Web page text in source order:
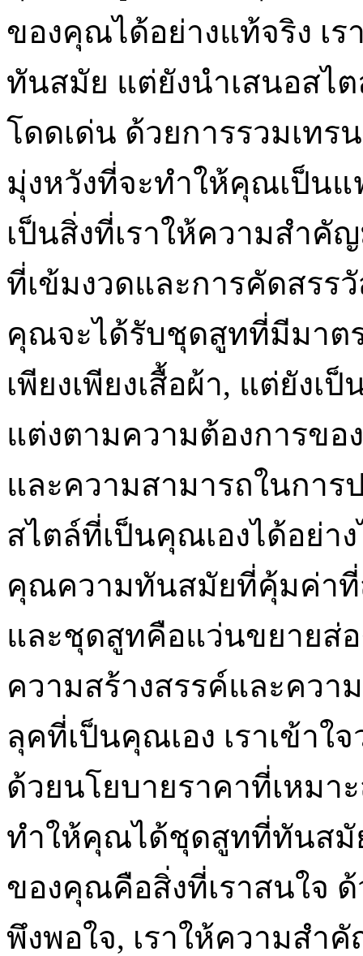
ของคุณได้อย่างแท้จริง เ
ทันสมัย แต่ยังนำเสนอส
โดดเด่น ด้วยการรวมเทร
มุ่งหวังที่จะทำให้คุณเป็น
เป็นสิ่งที่เราให้ความสำคั
ที่เข้มงวดและการคัดสรร
คุณจะได้รับชุดสูทที่มีมาต
เพียงเพียงเสื้อผ้า, แต่ยัง
แต่งตามความต้องการข
และความสามารถในกา
สไตล์ที่เป็นคุณเองได้อย่า
คุณความทันสมัยที่คุ้มค่าที่
และชุดสูทคือแว่นขยายส่
ความสร้างสรรค์และควา
ลุคที่เป็นคุณเอง เราเข้า
ด้วยนโยบายราคาที่เหม
ทำให้คุณได้ชุดสูทที่ทันสมั
ของคุณคือสิ่งที่เราสนใจ
พึงพอใจ, เราให้ความส